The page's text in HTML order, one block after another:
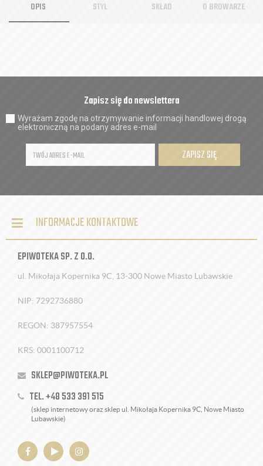
OPIS STYL SKŁAD O BROWARZE
Zapisz się do newslettera
Wyrażam zgodę na otrzymywanie informacji handlowej drogą
elektroniczną na podany adres e-mail
ZAPISZ SIĘ
INFORMACJE KONTAKTOWE
EPIWOTEKA SP. Z O.O.
ul. Mikołaja Kopernika 9C, 13-300 Nowe Miasto Lubawskie
NIP: 7292736880
REGON: 387957554
KRS: 0001100712
SKLEP@PIWOTEKA.PL
TEL. +48 533 391 515
(sklep internetowy oraz sklep ul. Mikołaja Kopernika 9C, Nowe Miasto
Lubawskie)